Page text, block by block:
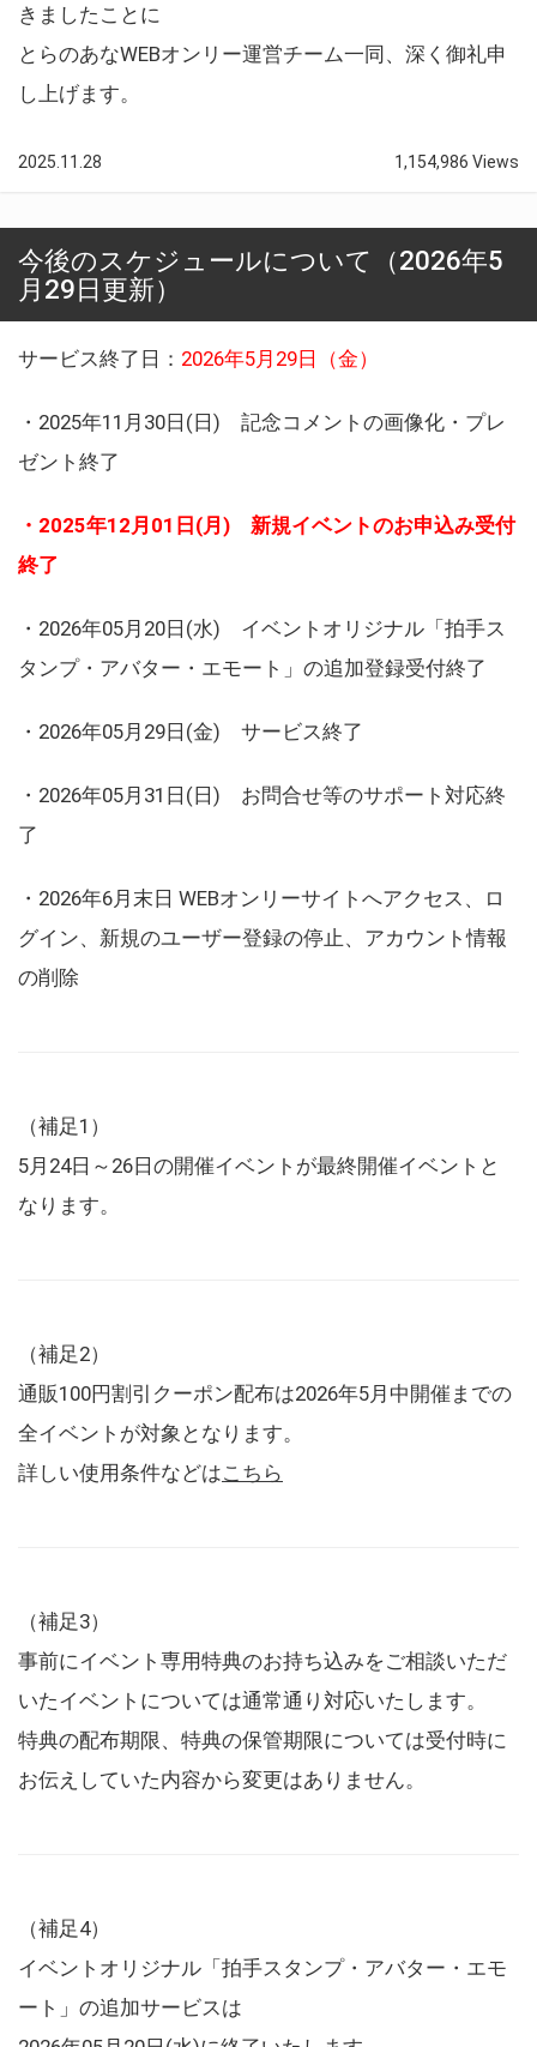
きましたことに
とらのあなWEBオンリー運営チーム一同、深く御礼申
し上げます。
2025.11.28 1,154,986 Views
今後のスケジュールについて（2026年5
月29日更新）
サービス終了日： 2026年5月29日（金）
・2025年11月30日(日) 記念コメントの画像化・プレ
ゼント終了
・2025年12月01日(月) 新規イベントのお申込み受付
終了
・2026年05月20日(水) イベントオリジナル「拍手ス
タンプ・アバター・エモート」の追加登録受付終了
・2026年05月29日(金) サービス終了
・2026年05月31日(日) お問合せ等のサポート対応終
了
・2026年6月末日 WEBオンリーサイトへアクセス、ロ
グイン、新規のユーザー登録の停止、アカウント情報
の削除
（補足1）
5月24日～26日の開催イベントが最終開催イベントと
なります。
（補足2）
通販100円割引クーポン配布は2026年5月中開催までの
全イベントが対象となります。
詳しい使用条件などはこちら
（補足3）
事前にイベント専用特典のお持ち込みをご相談いただ
いたイベントについては通常通り対応いたします。
特典の配布期限、特典の保管期限については受付時に
お伝えしていた内容から変更はありません。
（補足4）
イベントオリジナル「拍手スタンプ・アバター・エモ
ート」の追加サービスは